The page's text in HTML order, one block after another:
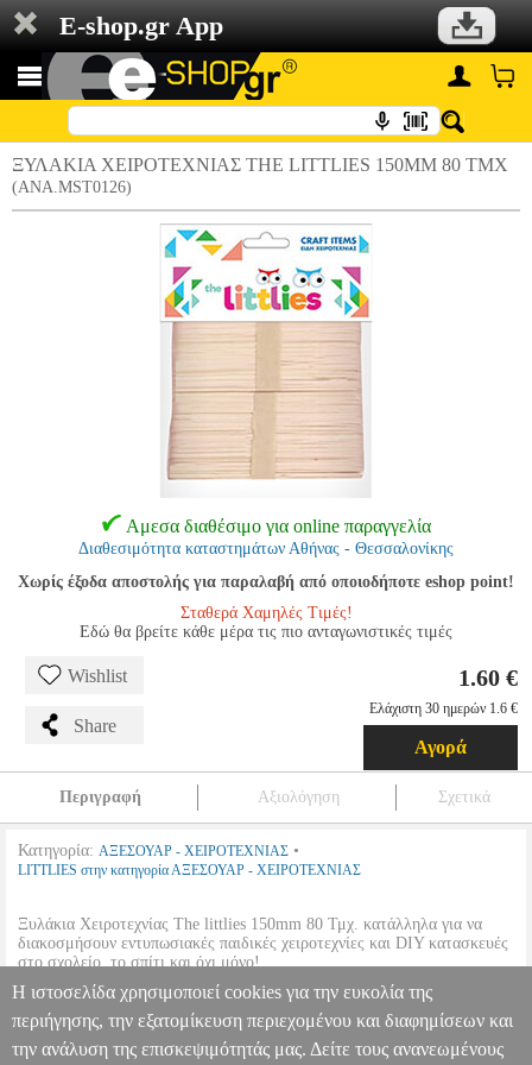
E-shop.gr App
ΞΥΛΑΚΙΑ ΧΕΙΡΟΤΕΧΝΙΑΣ THE LITTLIES 150MM 80 ΤΜΧ
(ANA.MST0126)
Αμεσα διαθέσιμο για online παραγγελία
Διαθεσιμότητα καταστημάτων Αθήνας - Θεσσαλονίκης
Χωρίς έξοδα αποστολής για παραλαβή από οποιοδήποτε eshop point!
Σταθερά Χαμηλές Τιμές!
Εδώ θα βρείτε κάθε μέρα τις πιο ανταγωνιστικές τιμές
Wishlist
Share
1.60 €
Ελάχιστη 30 ημερών 1.6 €
Αγορά
Περιγραφή Αξιολόγηση Σχετικά
Κατηγορία: ΑΞΕΣΟΥΑΡ - ΧΕΙΡΟΤΕΧΝΙΑΣ •
LITTLIES στην κατηγορία ΑΞΕΣΟΥΑΡ - ΧΕΙΡΟΤΕΧΝΙΑΣ
Ξυλάκια Χειροτεχνίας The littlies 150mm 80 Τμχ. κατάλληλα για να
διακοσμήσουν εντυπωσιακές παιδικές χειροτεχνίες και DIY κατασκευές
στο σχολείο, το σπίτι και όχι μόνο!
•
Διαστάσεις:
• Ποσότητα συσκευασίας:80 Τμχ.
ΞΥΛΑΚΙΑ ΧΕΙΡΟΤΕΧΝΙΑΣ THE LITTLIES 150MM 80 ΤΜΧ
Η ιστοσελίδα χρησιμοποιεί cookies για την ευκολία της
περιήγησης, την εξατομίκευση περιεχομένου και διαφημίσεων και
την ανάλυση της επισκεψιμότητάς μας. Δείτε τους ανανεωμένους